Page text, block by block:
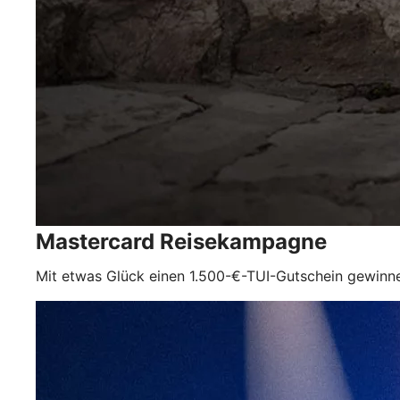
Mastercard Reisekampagne
Mit etwas Glück einen 1.500-€-TUI-Gutschein